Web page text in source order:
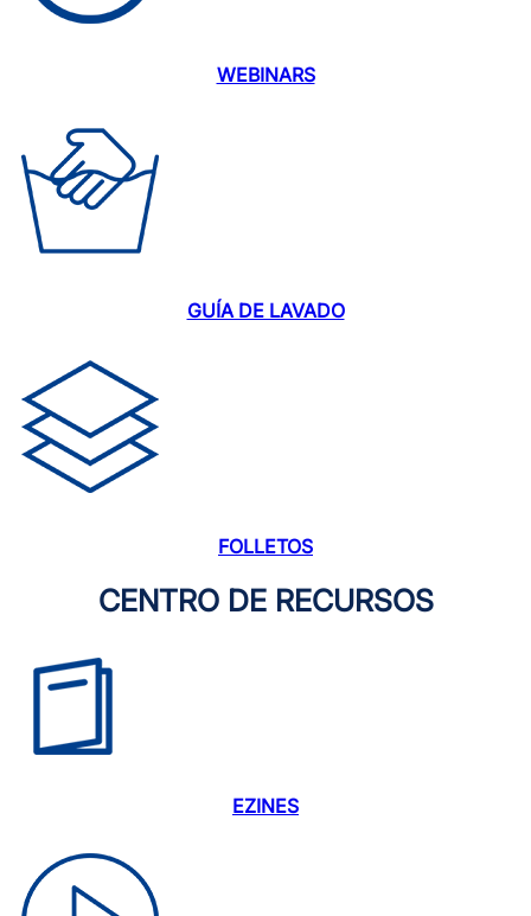
WEBINARS
GUÍA DE LAVADO
FOLLETOS
CENTRO DE RECURSOS
EZINES